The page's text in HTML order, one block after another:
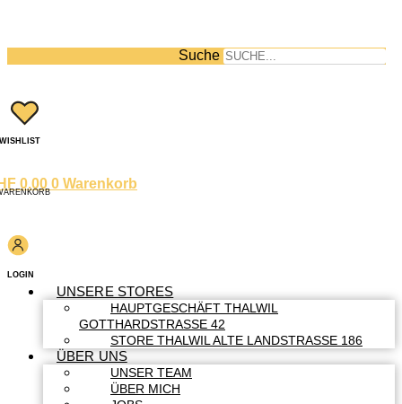
Suche
WISHLIST
0.00 0 Warenkorb
LOGIN
UNSERE STORES
HAUPTGESCHÄFT THALWIL
GOTTHARDSTRASSE 42
STORE THALWIL ALTE LANDSTRASSE 186
ÜBER UNS
UNSER TEAM
ÜBER MICH